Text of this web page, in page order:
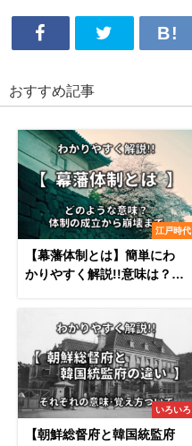
おすすめ記事
江戸時代
【幕藩体制とは】簡単にわ
かりやすく解説!!意味は？成
いろいろ
【朝鮮総督府と韓国統監府